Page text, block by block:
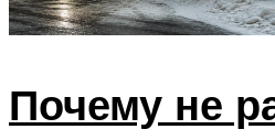
Почему не